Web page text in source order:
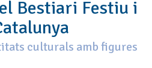
Bestiari Festiu i
culturals amb figures